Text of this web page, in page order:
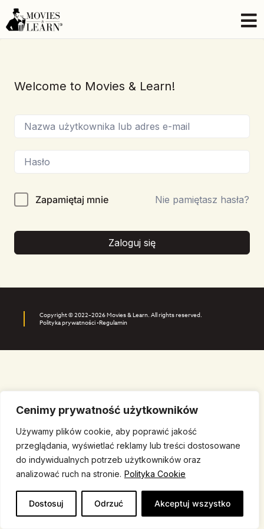
Cenimy prywatność użytkowników
Używamy plików cookie, aby poprawić jakość
przeglądania, wyświetlać reklamy lub treści dostosowane
do indywidualnych potrzeb użytkowników oraz
analizować ruch na stronie. Polityka Cookie
Dostosuj Odrzuć Akceptuj wszystko
Welcome to Movies & Learn!
Zapamiętaj mnie Nie pamiętasz hasła?
Zaloguj się
Copyright © 2022–2026 Movies & Learn. All rights reserved.
Polityka prywatności •Regulamin